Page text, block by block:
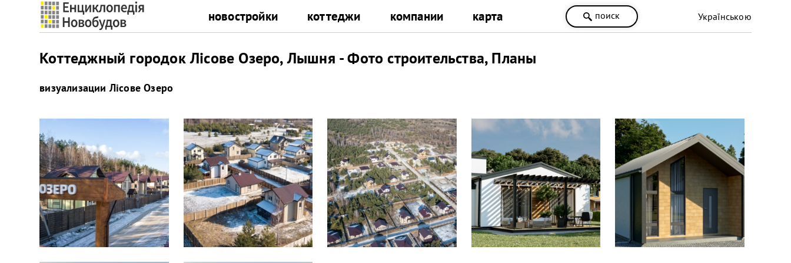
новостройки коттеджи компании карта поиск Українською
Коттеджный городок Лісове Озеро, Лышня - Фото строительства, Планы
визуализацииЛісове Озеро